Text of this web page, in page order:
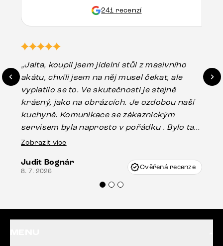
241 recenzí
„Jalta, koupil jsem jídelní stůl z masivního
akátu, chvíli jsem na něj musel čekat, ale
vyplatilo se to. Ve skutečnosti je stejně
krásný, jako na obrázcích. Je ozdobou naší
kuchyně. Komunikace se zákaznickým
servisem byla naprosto v pořádku . Bylo tam
drobné poškození u nohy stolu, které mohlo
Vincze mi velmi korektně vyšli vstříc.
Doporučuji produkty Delife všem.“
Zobrazit více
Judit Bognár
8. 7. 2026 Ověřená recenze